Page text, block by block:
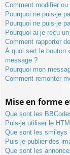
Comment modifier
Pourquoi ne puis-je
Pourquoi ne puis-je
Pourquoi ai-je reçu
Comment rapporter
À quoi sert le bouton
message ?
Pourquoi mon
Comment remonter
Mise en forme
Que sont les
Puis-je utiliser le
Que sont les smileys
Puis-je publier des
Que sont les